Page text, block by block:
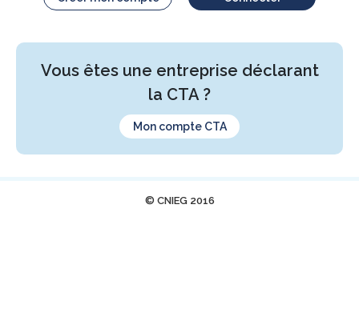
Vous êtes une entreprise déclarant
la CTA ?
Mon compte CTA
© CNIEG 2016